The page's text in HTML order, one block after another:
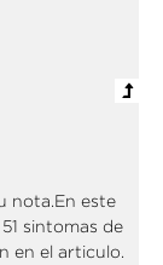
nota.En este
sintomas de
en el articulo.